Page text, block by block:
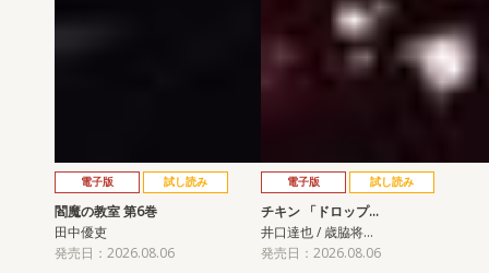
電子版 試し読み
閻魔の教室 第6巻
田中優吏
発売日：2026.08.06
電子版 試し読み
チキン 「ドロップ…
井口達也 / 歳脇将…
発売日：2026.08.06